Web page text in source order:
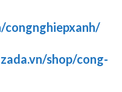
congnghiepxanh/
shop/cong-